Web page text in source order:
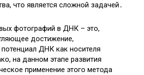
что является сложной задачей․
фотографий в ДНК – это,
достижение,
ДНК как носителя
на данном этапе развития
применение этого метода